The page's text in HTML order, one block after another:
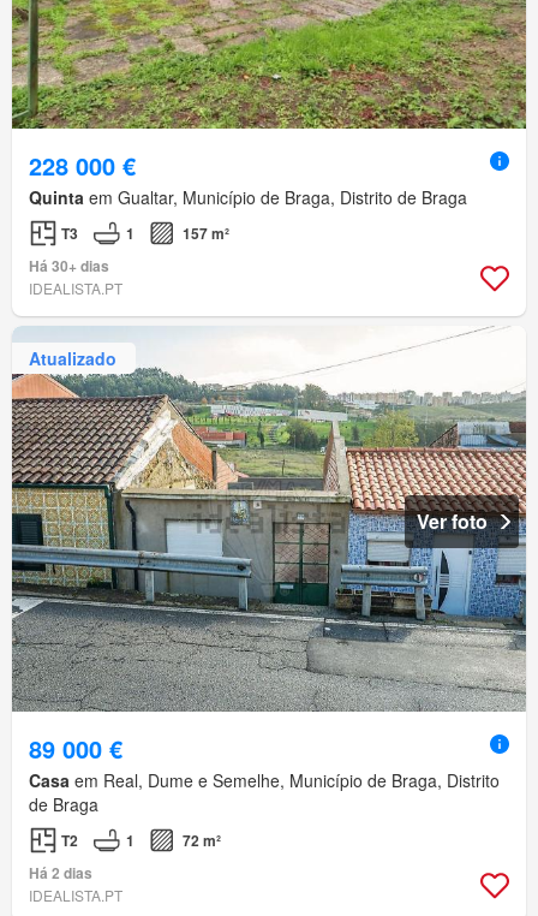
228 000 €
Quinta em Gualtar, Município de Braga, Distrito de Braga
T3 1
157 m²
Há 30+ dias
IDEALISTA.PT
Atualizado
Ver foto
89 000 €
Casa em Real, Dume e Semelhe, Município de Braga, Distrito
de Braga
T2 1
72 m²
Há 2 dias
IDEALISTA.PT